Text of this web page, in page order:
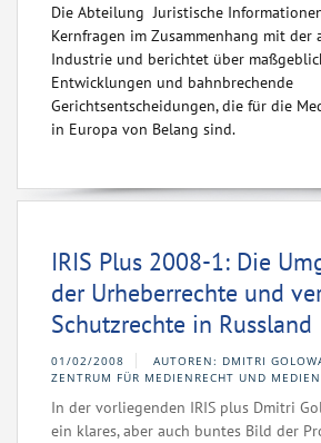
Die Abteilung Juristische
Kernfragen im Zusammenhang mit der
Industrie und berichtet über
Entwicklungen und bahnbrechende
Gerichtsentscheidungen, die für die
in Europa von Belang sind.
IRIS Plus 2008-1: Die
der Urheberrechte und
Schutzrechte in Russland
01/02/2008
AUTOREN: DMITRI
ZENTRUM FÜR MEDIENRECHT UND
In der vorliegenden IRIS plus Dmitri
ein klares, aber auch buntes Bild der